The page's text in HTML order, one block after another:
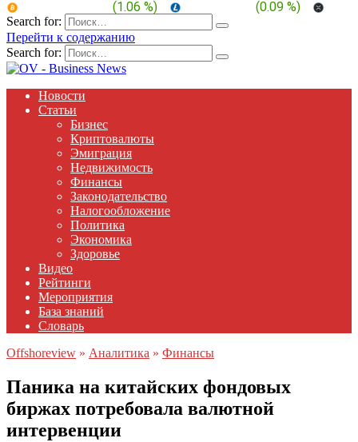
(1.06 %) (0.09 %)
Search for:
Перейти к содержанию
Search for:
Новости
Статьи
Бизнес
Криптовалюты
Эмиграция
Недвижимость
Финансы
Законодательство
Налогообложение
Политика
Экономика
Здоровье
Видео
Рейтинги
Мероприятия
База знаний
Словарь
Offshoreview » Аналитика » Финансы
Паника на китайских фондовых
биржах потребовала валютной
интервенции